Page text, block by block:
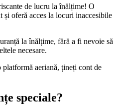
de lucru la înălțime! O
și oferă acces la locuri inaccesibile
la înălțime, fără a fi nevoie să
necesare.
aeriană, țineți cont de
speciale?